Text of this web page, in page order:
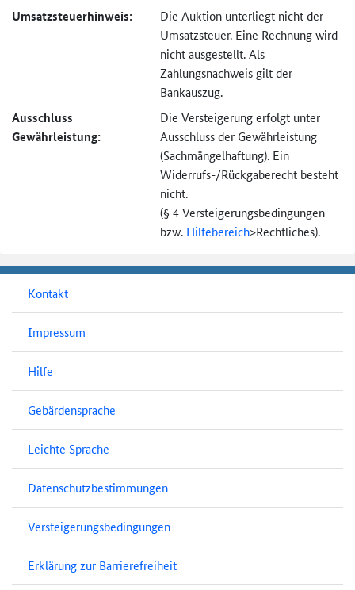
Umsatzsteuer­hinweis:
Die Auktion unterliegt nicht der
Umsatzsteuer. Eine Rechnung wird
nicht ausgestellt. Als
Zahlungsnachweis gilt der
Bankauszug.
Ausschluss
Gewährleistung:
Die Versteigerung erfolgt unter
Ausschluss der Gewährleistung
(Sachmängel­haftung). Ein
Widerrufs-/Rückgaberecht besteht
nicht.
(§ 4 Versteigerungs­bedingungen
bzw. Hilfebereich>Rechtliches).
Kontakt
Impressum
Hilfe
Gebärdensprache
Leichte Sprache
Datenschutzbestimmungen
Versteigerungsbedingungen
Erklärung zur Barrierefreiheit